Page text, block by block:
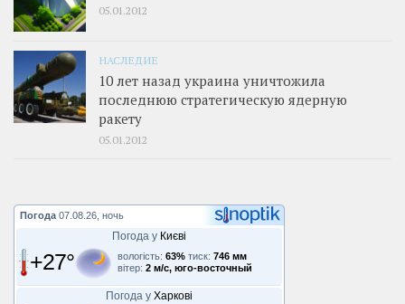
05.01.2012
НАСЛЕДИЕ
10 лет назад украина уничтожила
последнюю стратегическую ядерную
ракету
05.01.2012
Погода 07.08.26, ночь
Погода у Києві
+27° вологість: 63% тиск: 746 мм
вітер: 2 м/с, юго-восточный
Погода у Харкові